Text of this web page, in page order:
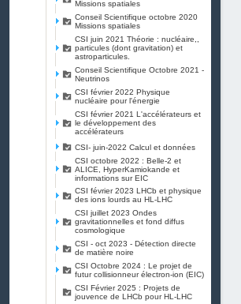
Missions spatiales
Conseil Scientifique octobre 2020
Missions spatiales
CSI juin 2021 Théorie : nucléaire,,
particules (dont gravitation) et
astroparticules.
Conseil Scientifique Octobre 2021 -
Neutrinos
CSI février 2022 Physique
nucléaire pour l'énergie
CSI février 2021 L'accélérateurs et
le développement des
accélérateurs
CSI- juin-2022 Calcul et données
CSI octobre 2022 : Belle-2 et
ALICE, HyperKamiokande et
informations sur EIC
CSI février 2023 LHCb et physique
des ions lourds au HL-LHC
CSI juillet 2023 Ondes
gravitationnelles et fond diffus
cosmologique
CSI - oct 2023 - Détection directe
de matière noire
CSI Octobre 2024 : Le projet de
futur collisionneur électron-ion (EIC)
CSI Février 2025 : Projets de
jouvence de LHCb pour HL-LHC